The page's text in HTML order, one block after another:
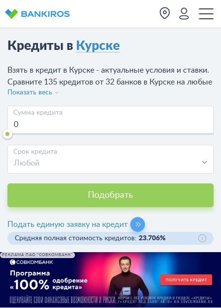
Кредиты в Курске
Взять в кредит в Курске - актуальные условия и ставки.
Сравните 135 кредитов от 32 банков в Курске на любые
нужды физическим лицам, которые можно оформить
онлайн или в банках Курска.
Показать весь
Сумма кредита
Срок кредита
Любой
Подобрать
Подать единую заявку на кредит
Средняя полная стоимость кредитов: 23.706%
РЕКЛАМА ПАО "СОВКОМБАНК"